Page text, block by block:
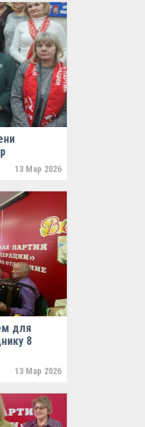
13 Мар 2026
для
8
13 Мар 2026